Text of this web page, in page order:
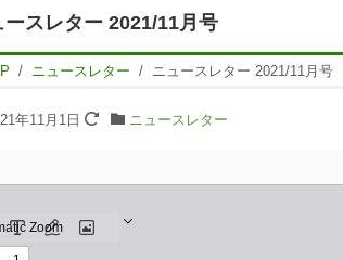
ースレター 2021/11月号
ニュースレター ニュースレター 2021/11月号
年11月1日 ニュースレター